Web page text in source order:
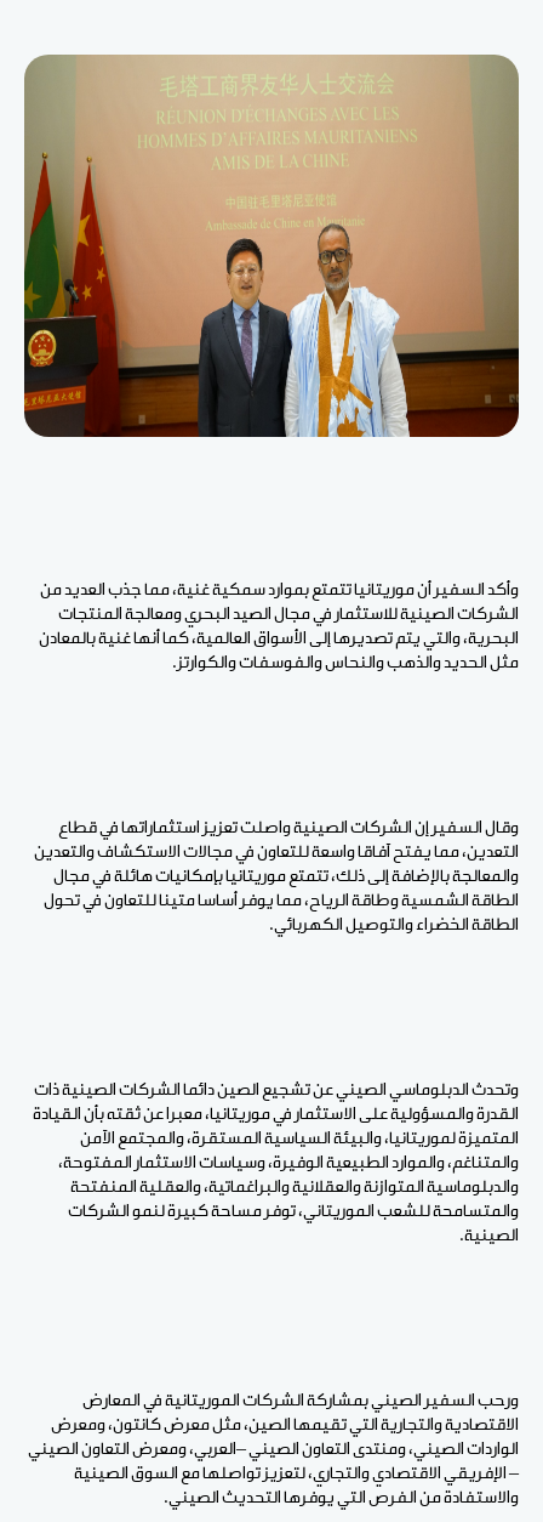
وأكد السفير أن موريتانيا تتمتع بمواردسمكيةغنية،مماجذب العديدمن
الشركات الصينيةللاستثمار فيمجال الصيد البحريومعالجة المنتجات
البحرية،والتي يتم تصديرها إلى الأسواق العالمية، كما أنهاغنيةبالمعادن
مثل الحديدوالذهبوالنحاسوالفوسفاتوالكوارتز.
وقال السفير إن الشركات الصينيةواصلتتعزيز استثماراتها فيقطاع
التعدين،مما يفتح آفاقاواسعةللتعاون فيمجالات الاستكشافوالتعدين
والمعالجة بالإضافة إلىذلك،تتمتع موريتانيابإمكانياتهائلة فيمجال
الطاقة الشمسيةوطاقة الرياح،مما يوفر أساسامتيناللتعاون فيتحول
الطاقة الخضراءوالتوصيل الكهربائي.
وتحدث الدبلوماسي الصيني عن تشجيع الصيندائما الشركات الصينيةذات
القدرةوالمسؤوليةعلى الاستثمار فيموريتانيا، معبرا عن ثقتهبأن القيادة
المتميزةلموريتانيا،والبيئة السياسية المستقرة،والمجتمع الآمن
والمتناغم،والموارد الطبيعية الوفيرة،وسياسات الاستثمار المفتوحة،
والدبلوماسية المتوازنةوالعقلانيةوالبراغماتية،والعقلية المنفتحة
والمتسامحةللشعب الموريتاني،توفر مساحةكبيرةلنمو الشركات
الصينية.
ورحب السفير الصيني بمشاركة الشركات الموريتانية في المعارض
الاقتصاديةوالتجارية التيتقيمها الصين،مثلمعرضكانتون،ومعرض
الواردات الصيني،ومنتدى التعاون الصيني– العربي،ومعرض التعاون الصيني
– الإفريقي الاقتصاديوالتجاري،لتعزيز تواصلهامع السوق الصينية
والاستفادةمن الفرص التي يوفرها التحديث الصيني.